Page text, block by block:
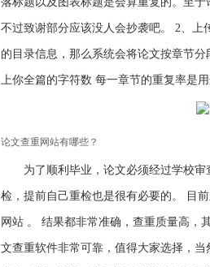
不过致谢部分应该没人会抄袭吧。 2、
的目录信息，那么系统会将论文按章节
上你全篇的字符数 每一章节的重复率是
论文查重网站有哪些？
为了顺利毕业，论文必须经过学校
检，提前自己重检也是很有必要的。 目
网站 。 结果都非常准确，查重质量高，
文查重软件非常可靠，值得大家选择，